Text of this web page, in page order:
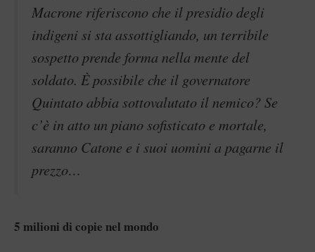
Macrone riferiscono che il presidio degli
indigeni si sta assottigliando, un terribile
sospetto prende forma nella mente del
soldato. È possibile che il governatore
Quintato abbia sottovalutato il nemico? Se
c’è in atto un piano sofisticato e mortale,
saranno Catone e i suoi uomini a pagarne il
prezzo…
5 milioni di copie nel mondo